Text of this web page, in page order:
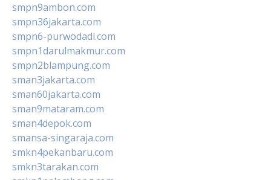
smpn9ambon.com
smpn36jakarta.com
smpn6-purwodadi.com
smpn1darulmakmur.com
smpn2blampung.com
sman3jakarta.com
sman60jakarta.com
sman9mataram.com
sman4depok.com
smansa-singaraja.com
smkn4pekanbaru.com
smkn3tarakan.com